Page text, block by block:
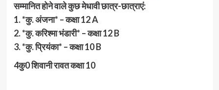
सम्मानित होने वाले कुछ मेधावी छात्र-छात्राएं:
1. *कु. अंजना* – कक्षा 12 A
2. *कु. करिश्मा भंडारी* – कक्षा 12 B
3. *कु. प्रियंका* – कक्षा 10 B
4कु0 शिवानी रावत कक्षा 10